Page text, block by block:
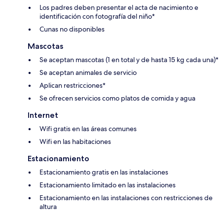
Los padres deben presentar el acta de nacimiento e
identificación con fotografía del niño*
Cunas no disponibles
Mascotas
Se aceptan mascotas (1 en total y de hasta 15 kg cada una)*
Se aceptan animales de servicio
Aplican restricciones*
Se ofrecen servicios como platos de comida y agua
Internet
Wifi gratis en las áreas comunes
Wifi en las habitaciones
Estacionamiento
Estacionamiento gratis en las instalaciones
Estacionamiento limitado en las instalaciones
Estacionamiento en las instalaciones con restricciones de
altura